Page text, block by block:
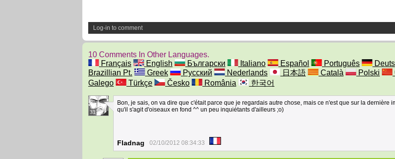
Log-in to comment
10 Comments In Other Languages.
Français
English Български Italiano Español Português
Brazillian Pt.
Greek Русский Nederlands 日本語 Català Polski
Galego
Türkçe Česko România 한국어
31
Bon, je sais, on va dire que c'était parce que je regardais autre chose, mais ce n'est que sur la dernière
qu'il s'agit d'oiseaux en fond ^^ un peu inquiétants d'ailleurs ;o)
Fladnag 02/10/2012 08:34:33